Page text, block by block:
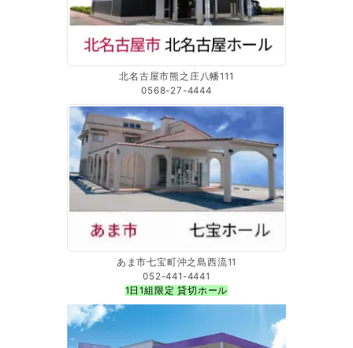
北名古屋市熊之庄八幡111
0568-27-4444
あま市七宝町沖之島西流11
052-441-4441
1日1組限定 貸切ホール